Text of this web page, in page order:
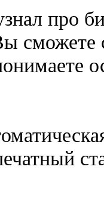
про
сможете